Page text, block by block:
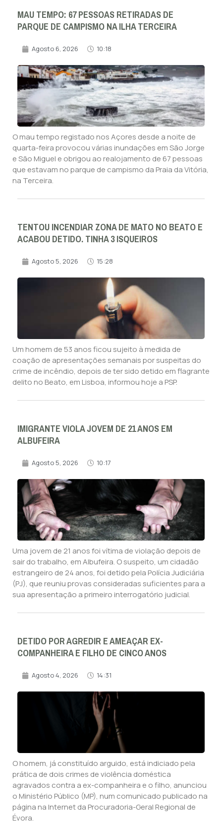
MAU TEMPO: 67 PESSOAS RETIRADAS DE
PARQUE DE CAMPISMO NA ILHA TERCEIRA
Agosto 6, 2026 10:18
O mau tempo registado nos Açores desde a noite de
quarta-feira provocou várias inundações em São Jorge
e São Miguel e obrigou ao realojamento de 67 pessoas
que estavam no parque de campismo da Praia da Vitória,
na Terceira.
TENTOU INCENDIAR ZONA DE MATO NO BEATO E
ACABOU DETIDO. TINHA 3 ISQUEIROS
Agosto 5, 2026 15:28
Um homem de 53 anos ficou sujeito à medida de
coação de apresentações semanais por suspeitas do
crime de incêndio, depois de ter sido detido em flagrante
delito no Beato, em Lisboa, informou hoje a PSP.
IMIGRANTE VIOLA JOVEM DE 21 ANOS EM
ALBUFEIRA
Agosto 5, 2026 10:17
Uma jovem de 21 anos foi vítima de violação depois de
sair do trabalho, em Albufeira. O suspeito, um cidadão
estrangeiro de 24 anos, foi detido pela Polícia Judiciária
(PJ), que reuniu provas consideradas suficientes para a
sua apresentação a primeiro interrogatório judicial.
DETIDO POR AGREDIR E AMEAÇAR EX-
COMPANHEIRA E FILHO DE CINCO ANOS
Agosto 4, 2026 14:31
O homem, já constituído arguido, está indiciado pela
prática de dois crimes de violência doméstica
agravados contra a ex-companheira e o filho, anunciou
o Ministério Público (MP), num comunicado publicado na
página na Internet da Procuradoria-Geral Regional de
Évora.